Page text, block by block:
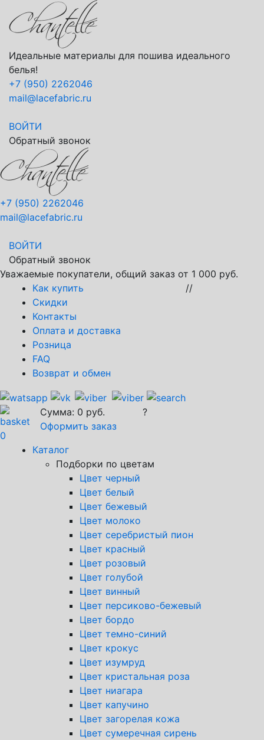
Идеальные материалы для пошива идеального
белья!
+7 (950) 2262046
mail@lacefabric.ru
ВОЙТИ
Обратный звонок
+7 (950) 2262046
mail@lacefabric.ru
ВОЙТИ
Обратный звонок
Уважаемые покупатели, общий заказ от 1 000 руб.
Как купить
Скидки
Контакты
Оплата и доставка
Розница
FAQ
Возврат и обмен
//
0
Сумма: 0 руб.
Оформить заказ
?
Каталог
Подборки по цветам
Цвет черный
Цвет белый
Цвет бежевый
Цвет молоко
Цвет серебристый пион
Цвет красный
Цвет розовый
Цвет голубой
Цвет винный
Цвет персиково-бежевый
Цвет бордо
Цвет темно-синий
Цвет крокус
Цвет изумруд
Цвет кристальная роза
Цвет ниагара
Цвет капучино
Цвет загорелая кожа
Цвет сумеречная сирень